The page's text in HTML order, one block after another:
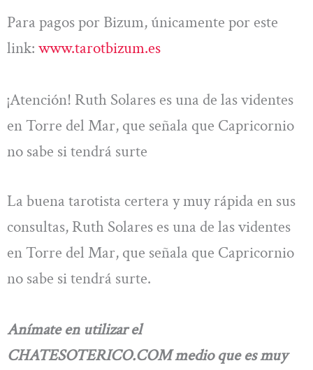
Para pagos por Bizum, únicamente por este
link: www.tarotbizum.es
¡Atención! Ruth Solares es una de las videntes
en Torre del Mar, que señala que Capricornio
no sabe si tendrá surte
La buena tarotista certera y muy rápida en sus
consultas, Ruth Solares es una de las videntes
en Torre del Mar, que señala que Capricornio
no sabe si tendrá surte.
Anímate en utilizar el
CHATESOTERICO.COM medio que es muy